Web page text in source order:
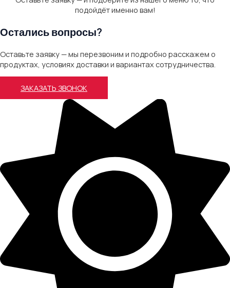
подойдёт именно вам!
Остались вопросы?
Оставьте заявку — мы перезвоним и подробно расскажем о
продуктах, условиях доставки и вариантах сотрудничества.
ЗАКАЗАТЬ ЗВОНОК